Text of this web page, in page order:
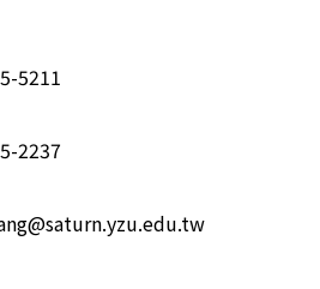
5211
2237